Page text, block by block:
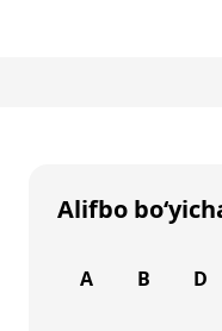
Alifbo
A B D